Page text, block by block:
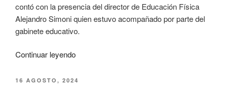
contó con la presencia del director de Educación Física
Alejandro Simoni quien estuvo acompañado por parte del
gabinete educativo.
Continuar leyendo
16 AGOSTO, 2024